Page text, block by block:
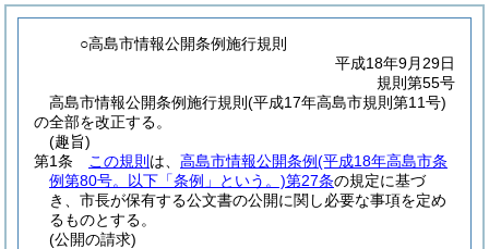
○高島市情報公開条例施行規則
平成18年9月29日
規則第55号
高島市情報公開条例施行規則(平成17年高島市規則第11号)
の全部を改正する。
(趣旨)
第1条
この規則 は、 高島市情報公開条例(平成18年高島市条
例第80号。以下「条例」という。)第27条の規定に基づ
き、市長が保有する公文書の公開に関し必要な事項を定め
るものとする。
(公開の請求)